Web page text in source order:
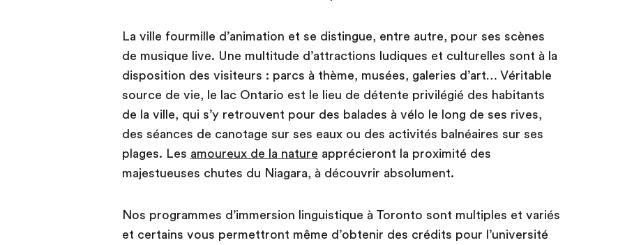
La ville fourmille d’animation et se distingue, entre autre, pour ses scènes
de musique live. Une multitude d’attractions ludiques et culturelles sont à la
disposition des visiteurs : parcs à thème, musées, galeries d’art… Véritable
source de vie, le lac Ontario est le lieu de détente privilégié des habitants
de la ville, qui s’y retrouvent pour des balades à vélo le long de ses rives,
des séances de canotage sur ses eaux ou des activités balnéaires sur ses
plages. Les amoureux de la nature apprécieront la proximité des
majestueuses chutes du Niagara, à découvrir absolument.
Nos programmes d’immersion linguistique à Toronto sont multiples et variés
et certains vous permettront même d’obtenir des crédits pour l’université